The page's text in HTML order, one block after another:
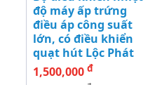
độ máy ấp trứng
điều áp công suất
lớn, có điều khiển
quạt hút Lộc Phát
1,500,000 đ